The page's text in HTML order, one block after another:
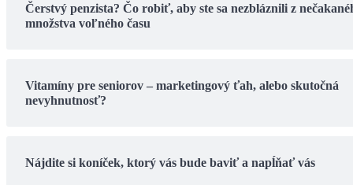
Čerstvý penzista? Čo robiť, aby ste sa nezbláznili z
množstva voľného času
Vitamíny pre seniorov – marketingový ťah, alebo skutočná
nevyhnutnosť?
Nájdite si koníček, ktorý vás bude baviť a napĺňať vás